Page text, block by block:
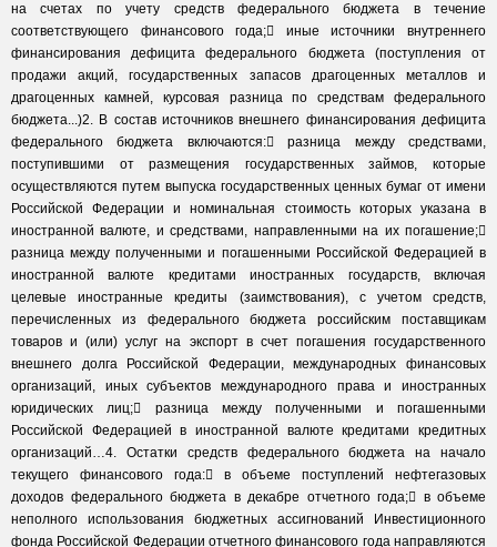
на счетах по учету средств федерального бюджета в течение
соответствующего финансового года; иные источники внутреннего
финансирования дефицита федерального бюджета (поступления от
продажи акций, государственных запасов драгоценных металлов и
драгоценных камней, курсовая разница по средствам федерального
бюджета...)2. В состав источников внешнего финансирования дефицита
федерального бюджета включаются: разница между средствами,
поступившими от размещения государственных займов, которые
осуществляются путем выпуска государственных ценных бумаг от имени
Российской Федерации и номинальная стоимость которых указана в
иностранной валюте, и средствами, направленными на их погашение;
разница между полученными и погашенными Российской Федерацией в
иностранной валюте кредитами иностранных государств, включая
целевые иностранные кредиты (заимствования), с учетом средств,
перечисленных из федерального бюджета российским поставщикам
товаров и (или) услуг на экспорт в счет погашения государственного
внешнего долга Российской Федерации, международных финансовых
организаций, иных субъектов международного права и иностранных
юридических лиц; разница между полученными и погашенными
Российской Федерацией в иностранной валюте кредитами кредитных
организаций…4. Остатки средств федерального бюджета на начало
текущего финансового года: в объеме поступлений нефтегазовых
доходов федерального бюджета в декабре отчетного года; в объеме
неполного использования бюджетных ассигнований Инвестиционного
фонда Российской Федерации отчетного финансового года направляются